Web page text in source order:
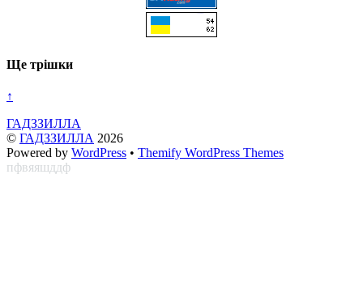
Ще трішки
↑
ГАДЗЗИЛЛА
© ГАДЗЗИЛЛА 2026
Powered by WordPress • Themify WordPress Themes
пфвяяшддф